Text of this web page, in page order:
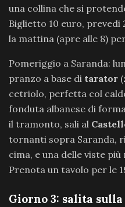
una collina che si
Biglietto 10 euro,
la mattina (apre alle 8)
Pomeriggio a Saranda:
pranzo a base di tarator
cetriolo, perfetta col
fonduta albanese di
il tramonto, sali al
tornanti sopra Saranda,
cima, e una delle viste
Prenota un tavolo per le
Giorno 3: salita